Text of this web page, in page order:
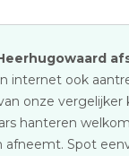
internet ook
onze vergelijker
hanteren
afneemt. Spot